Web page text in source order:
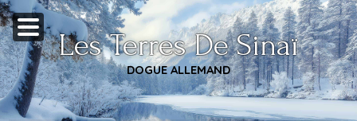
Les Terres De Sinaï
DOGUE ALLEMAND